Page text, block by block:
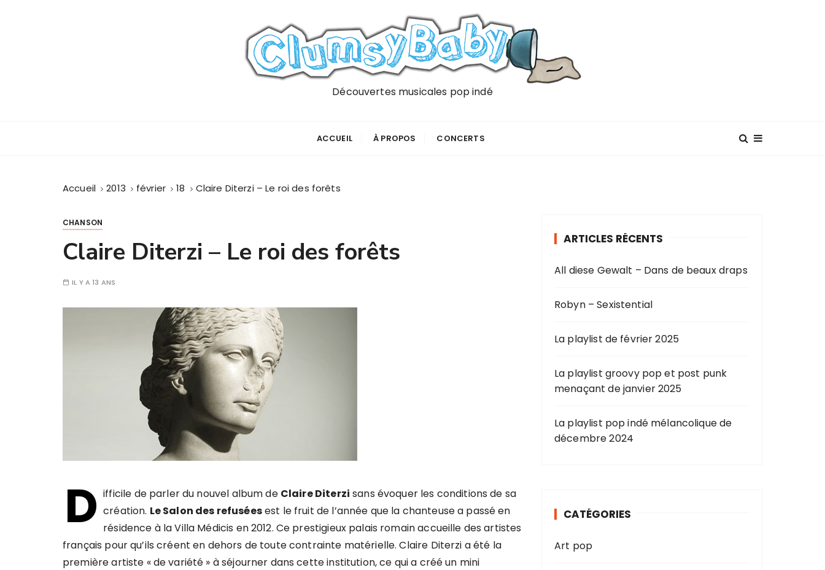
Découvertes musicales pop indé
ACCUEIL À PROPOS CONCERTS
Accueil 2013 février 18 Claire Diterzi – Le roi des forêts
CHANSON
Claire Diterzi – Le roi des forêts
IL Y A 13 ANS
D ifficile de parler du nouvel album de Claire Diterzi sans évoquer les conditions de sa
création. Le Salon des refuséesest le fruit de l’année que la chanteuse a passé en
résidence à la Villa Médicis en 2012. Ce prestigieux palais romain accueille des artistes
français pour qu’ils créent en dehors de toute contrainte matérielle. Claire Diterzi a été la
première artiste « de variété » à séjourner dans cette institution, ce qui a créé un mini
ARTICLES RÉCENTS
All diese Gewalt – Dans de beaux draps
Robyn – Sexistential
La playlist de février 2025
La playlist groovy pop et post punk
menaçant de janvier 2025
La playlist pop indé mélancolique de
décembre 2024
CATÉGORIES
Art pop